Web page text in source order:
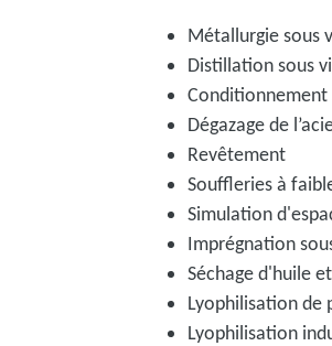
Métallurgie sous
Distillation sous
Conditionnement
Dégazage de
Revêtement
Souffleries à
Simulation
Imprégnation
Séchage d'huile
Lyophilisation de
Lyophilisation